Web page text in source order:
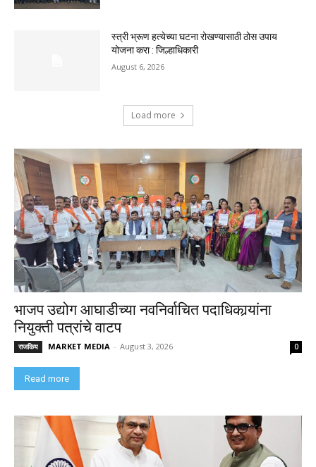
स्त्री भ्रूण हत्येच्या घटना रोखण्यासाठी ठोस उपाय
योजना करा : जिल्हाधिकारी
August 6, 2026
Load more
भाजप उद्योग आघाडीच्या नवनिर्वाचित पदाधिकार्‍यांना
नियुक्ती पत्रांचे वाटप
राजकिय MARKET MEDIA - August 3, 2026 0
Read more